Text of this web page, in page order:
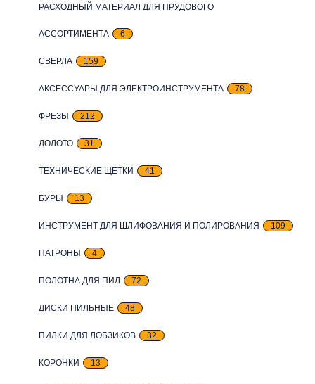
РАСХОДНЫЙ МАТЕРИАЛ ДЛЯ ПРУДОВОГО
АССОРТИМЕНТА 6
СВЕРЛА 159
АКСЕССУАРЫ ДЛЯ ЭЛЕКТРОИНСТРУМЕНТА 78
ФРЕЗЫ 212
ДОЛОТО 31
ТЕХНИЧЕСКИЕ ЩЕТКИ 41
БУРЫ 13
ИНСТРУМЕНТ ДЛЯ ШЛИФОВАНИЯ И ПОЛИРОВАНИЯ 109
ПАТРОНЫ 4
ПОЛОТНА ДЛЯ ПИЛ 72
ДИСКИ ПИЛЬНЫЕ 48
ПИЛКИ ДЛЯ ЛОБЗИКОВ 32
КОРОНКИ 13